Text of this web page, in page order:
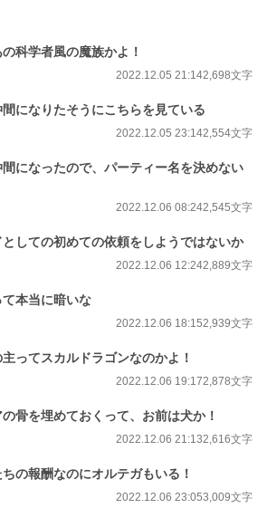
科学者風の魔族かよ！
2022.12.05 21:142,698文字
になりたそうにこちらを見ている
2022.12.05 23:142,554文字
になったので、パーティー名を決めない
2022.12.06 08:242,545文字
しての初めての依頼をしようではないか
2022.12.06 12:242,889文字
本当に暗いな
2022.12.06 18:152,939文字
ってスカルドラゴンなのかよ！
2022.12.06 19:172,878文字
骨を埋めておくって、お前は犬か！
2022.12.06 21:132,616文字
の報酬なのにオルテガもいる！
2022.12.06 23:053,009文字